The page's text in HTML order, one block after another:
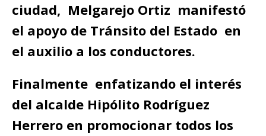
ciudad, Melgarejo Ortiz manifestó
el apoyo de Tránsito del Estado en
el auxilio a los conductores.
Finalmente enfatizando el interés
del alcalde Hipólito Rodríguez
Herrero en promocionar todos los